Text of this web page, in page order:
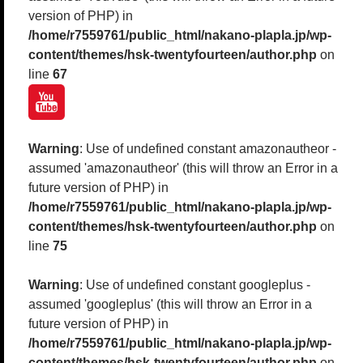
version of PHP) in
/home/r7559761/public_html/nakano-plapla.jp/wp-
content/themes/hsk-twentyfourteen/author.php on
line 67
Warning: Use of undefined constant amazonautheor -
assumed 'amazonautheor' (this will throw an Error in a
future version of PHP) in
/home/r7559761/public_html/nakano-plapla.jp/wp-
content/themes/hsk-twentyfourteen/author.php on
line 75
Warning: Use of undefined constant googleplus -
assumed 'googleplus' (this will throw an Error in a
future version of PHP) in
/home/r7559761/public_html/nakano-plapla.jp/wp-